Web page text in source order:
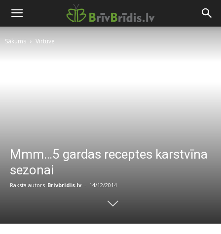
Sākums Virtuve
Mmm…5 gardas receptes karstvīna
sezonai
Raksta autors Brivbridis.lv - 14/12/2014